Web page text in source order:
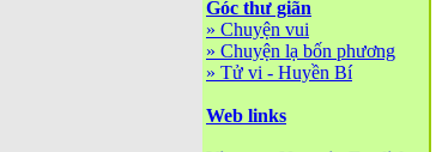
Góc thư giãn
» Chuyện vui
» Chuyện lạ bốn phương
» Tử vi - Huyền Bí
Web links